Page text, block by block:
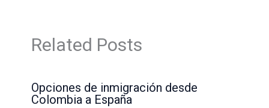
Related Posts
Opciones de inmigración desde
Colombia a España